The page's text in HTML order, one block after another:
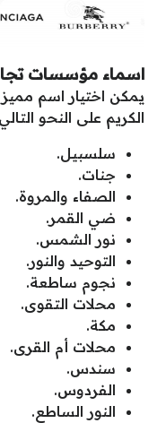
اسماء مؤسسات
يمكن اختيار اسم
الكريم على النحو
سلسبيل.
جنات.
الصفاء والمروة.
ضي القمر.
نور الشمس.
التوحيد والنور.
نجوم ساطعة.
محلات التقوى.
مكة.
محلات أم القرى.
سندس.
الفردوس.
النور الساطع.